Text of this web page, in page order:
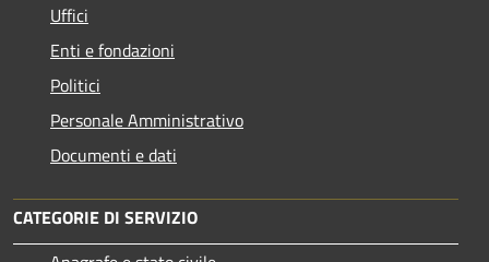
Uffici
Enti e fondazioni
Politici
Personale Amministrativo
Documenti e dati
CATEGORIE DI SERVIZIO